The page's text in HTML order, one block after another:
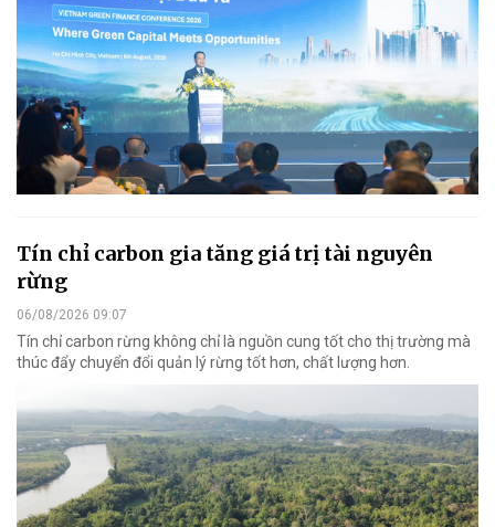
Tín chỉ carbon gia tăng giá trị tài nguyên
rừng
06/08/2026 09:07
Tín chỉ carbon rừng không chỉ là nguồn cung tốt cho thị trường mà
thúc đẩy chuyển đổi quản lý rừng tốt hơn, chất lượng hơn.